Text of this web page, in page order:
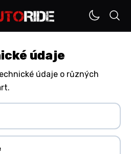
údaje
údaje o různých